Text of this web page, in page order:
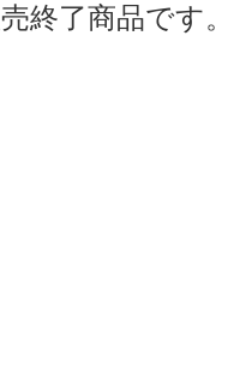
終了商品です。